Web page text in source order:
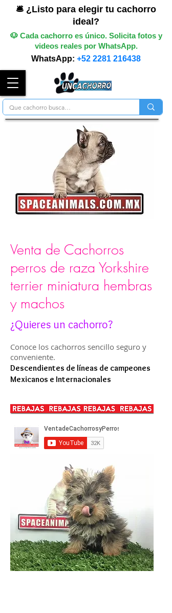
🛎️ ¿Listo para elegir tu cachorro
ideal?
🐶 Cada cachorro es único. Solicita fotos y
videos reales por WhatsApp.
WhatsApp: +52 2281 216438
Venta de Cachorros
perros de raza Yorkshire
terrier miniatura hembras
y machos
¿Quieres un cachorro?
Conoce los cachorros sencillo seguro y
conveniente.
Descendientes de líneas de campeones
Mexicanos e Internacionales